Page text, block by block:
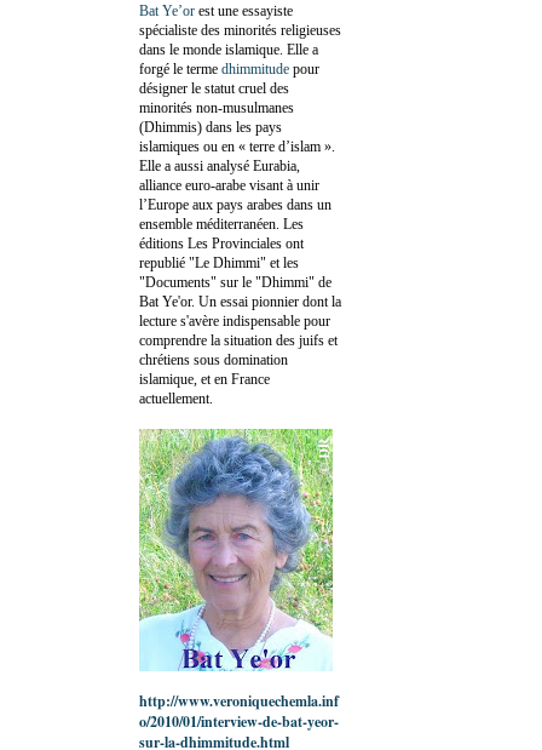
Bat Ye’or est une essayiste
spécialiste des minorités religieuses
dans le monde islamique. Elle a
forgé le terme dhimmitude pour
désigner le statut cruel des
minorités non-musulmanes
(Dhimmis) dans les pays
islamiques ou en « terre d’islam ».
Elle a aussi analysé Eurabia,
alliance euro-arabe visant à unir
l’Europe aux pays arabes dans un
ensemble méditerranéen. Les
éditions Les Provinciales ont
republié "Le Dhimmi" et les
"Documents" sur le "Dhimmi" de
Bat Ye'or. Un essai pionnier dont la
lecture s'avère indispensable pour
comprendre la situation des juifs et
chrétiens sous domination
islamique, et en France
actuellement.
http://www.veroniquechemla.inf
o/2010/01/interview-de-bat-yeor-
sur-la-dhimmitude.html